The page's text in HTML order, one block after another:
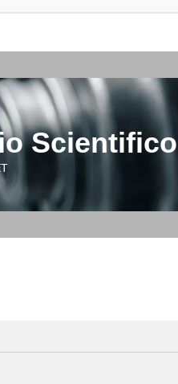
Scientifico